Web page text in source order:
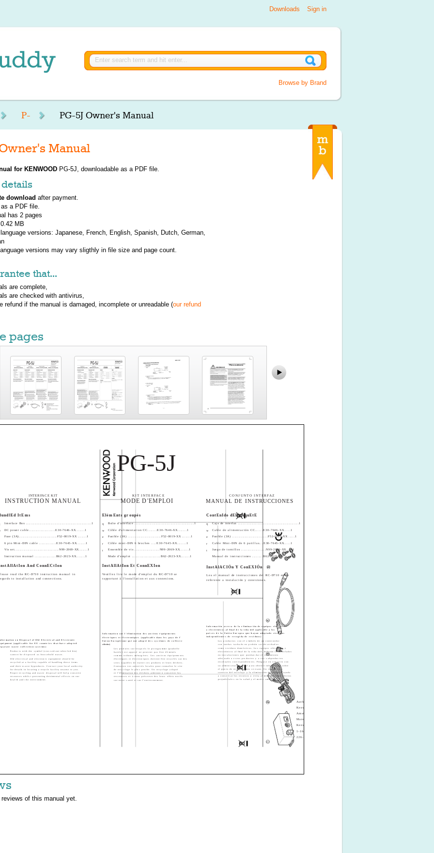
Sign in
Downloads
Browse by Brand
P- PG-5J Owner's Manual
Manual
for KENWOOD PG-5J, downloadable as a PDF file.
download after payment.
as a PDF file.
has 2 pages
MB
versions: Japanese, French, English, Spanish, Dutch, German,
versions may vary sligthly in file size and page count.
that...
are complete,
are checked with antivirus,
refund if the manual is damaged, incomplete or unreadable (our refund
pages
INTERFACE KIT
INSTRUCTION MANUAL
KIT INTERFACE
MODE D'EMPLOI
CONJUNTO INTERFAZ
MANUAL DE INSTRUCCIONES
PG-5J
ElémEnts groupés
q Boîte d'interface ................................................1
w Câble d'alimentation CC.......E30-7646-XX.......1
e Fusible (3A) ..........................F52-0019-XX .......1
r Câble mini-DIN 6 broches ....E30-7645-XX.......1
t Ensemble de vis ...................N99-2069-XX.......1
Mode d'emploi ......................B62-2023-XX.......1
InstAllAtIon Et ConnEXIon
Veuillez lire le mode d'emploi du RC-D710 se
rapportant à l'installation et aux connexions.
ContEnIdo dEl pAquEtE
q Caja de interfaz .................................................1
w Cable de alimentación CC......E30-7646-XX.....1
e Fusible (3A) ............................F52-0019-XX .....1
r Cable Mini-DIN de 6 patillas...E30-7645-XX.....1
t Juego de tornillos ...................N99-2069-XX.....1
Manual de instrucciones ........B62-2023-XX.....1
InstAlACIÓn Y ConEXIÓn
Lea el manual de instrucciones del RC-D710 en lo
referente a instalación y conexiones.
ItEms
Interface Box .....................................................1
DC power cable....................E30-7646-XX.......1
Fuse (3A)..............................F52-0019-XX .......1
6 pin Mini-DIN cable .............E30-7645-XX.......1
Vis set...................................N99-2069-XX.......1
Instruction manual ................B62-2023-XX.......1
And ConnECtIon
read the RC-D710 instruction manual in
to installation and connections.
Authorized Representative in Europe:
Kenwood Electronics Europe B.V.
Amsterdamseweg 37, 1422 AC Uithoorn, The Netherlands
Manufacturer:
Kenwood Corporation
1-16-2 Hakusan, Midori-ku, Yokohama-shi, Kanagawa,
226-8525 Japan
on Disposal of Old Electrical and Electronic
(applicable for EU countries that have adopted
waste collection systems)
Products with the symbol (crossed-out wheeled bin)
cannot be disposed as household waste.
Old electrical and electronic equipment should be
recycled at a facility capable of handling these items
and their waste byproducts. Contact your local authority
for details in locating a recycle facility nearest to you.
Proper recycling and waste disposal will help conserve
resources whilst preventing detrimental effects on our
health and the environment.
Information sur l'élimination des anciens équipements
électriques et électroniques (applicable dans les pays de l'
Union Européenne qui ont adopté des systèmes de collecte
sélective)
Les produits sur lesquels le pictogramme (poubelle
barrée) est apposé ne peuvent pas être éliminés
comme ordures ménagères. Les anciens équipements
électriques et électroniques doivent être recyclés sur des
sites capables de traiter ces produits et leurs déchets.
Contactez vos autorités locales pour connaître le site
de recyclage le plus proche. Un recyclage adapté
et l'élimination des déchets aideront à conserver les
ressources et à nous préserver des leurs effets nocifs
sur notre santé et sur l'environnement.
Información acerca de la eliminación de equipos eléctricos
y electrónicos al final de la vida útil (aplicable a los
países de la Unión Europea que hayan adoptado sistemas
independientes de recogida de residuos)
Los productos con el símbolo de un contenedor
con ruedas tachado no podrán ser desechados
como residuos domésticos. Los equipos eléctricos y
electrónicos al final de la vida útil, deberán ser reciclados
en instalaciones que puedan dar el tratamiento
adecuado a estos productos y a sus subproductos
residuales correspondientes. Póngase en contacto con
su administración local para obtener información sobre
el punto de recogida más cercano. Un tratamiento
correcto del reciclaje y la eliminación de residuos ayuda
a conservar los recursos y evita al mismo tiempo efectos
perjudiciales en la salud y el medio ambiente.
reviews of this manual yet.